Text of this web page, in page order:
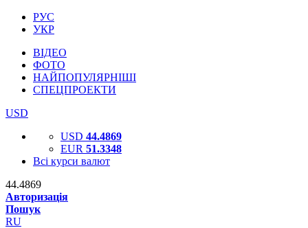
РУС
УКР
ВІДЕО
ФОТО
НАЙПОПУЛЯРНІШІ
СПЕЦПРОЕКТИ
USD
USD 44.4869
EUR 51.3348
Всі курси валют
44.4869
Авторизація
Пошук
RU